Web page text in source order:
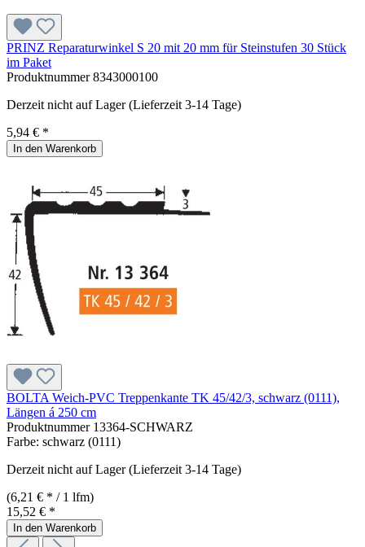
PRINZ Reparaturwinkel S 20 mit 20 mm für Steinstufen 30 Stück
im Paket
Produktnummer8343000100
Derzeit nicht auf Lager (Lieferzeit 3-14 Tage)
5,94 € *
In den Warenkorb
BOLTA Weich-PVC Treppenkante TK 45/42/3, schwarz (0111),
Längen á 250 cm
Produktnummer 13364-SCHWARZ
Farbe: schwarz (0111)
Derzeit nicht auf Lager (Lieferzeit 3-14 Tage)
(6,21 € * / 1 lfm)
15,52 € *
In den Warenkorb